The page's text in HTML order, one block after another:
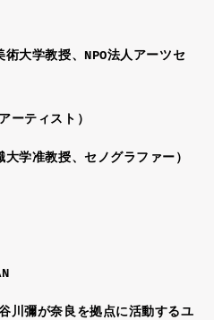
大学教授、NPO法人アーツセ
ーティスト）
学准教授、セノグラファー）
川彌が奈良を拠点に活動するユ